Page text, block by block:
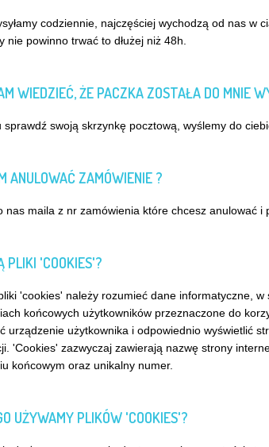
codziennie, najczęściej wychodzą od nas w
nie powinno trwać to dłużej niż 48h.
WIEDZIEĆ, ŻE PACZKA ZOSTAŁA DO MNIE
sprawdź swoją skrzynkę pocztową, wyślemy do
ANULOWAĆ ZAMÓWIENIE ?
nas maila z nr zamówienia które chcesz anulować i
PLIKI 'COOKIES'?
'cookies' należy rozumieć dane informatyczne,
końcowych użytkowników przeznaczone do
urządzenie użytkownika i odpowiednio wyświetlić
'Cookies' zazwyczaj zawierają nazwę strony
końcowym oraz unikalny numer.
UŻYWAMY PLIKÓW 'COOKIES'?